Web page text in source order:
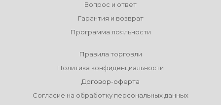
Вопрос и ответ
Гарантия и возврат
Программа лояльности
Правила торговли
Политика конфиденциальности
Договор-оферта
Согласие на обработку персональных данных